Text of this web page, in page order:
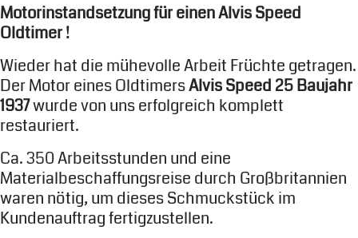
Motorinstandsetzung für einen Alvis Speed
Oldtimer !
Wieder hat die mühevolle Arbeit Früchte getragen.
Der Motor eines OldtimersAlvis Speed 25 Baujahr
1937wurde von uns erfolgreich komplett
restauriert.
Ca. 350 Arbeitsstunden und eine
Materialbeschaffungsreise durch Großbritannien
waren nötig, um dieses Schmuckstück im
Kundenauftrag fertigzustellen.